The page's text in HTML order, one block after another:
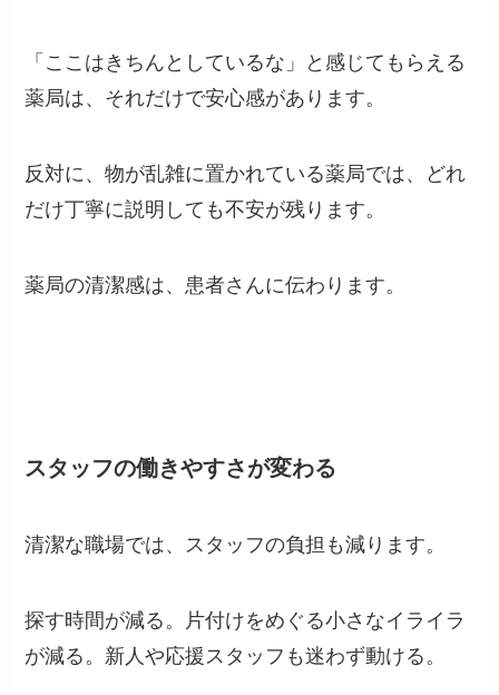
「ここはきちんとしているな」と感じてもらえる
薬局は、それだけで安心感があります。
反対に、物が乱雑に置かれている薬局では、どれ
だけ丁寧に説明しても不安が残ります。
薬局の清潔感は、患者さんに伝わります。
スタッフの働きやすさが変わる
清潔な職場では、スタッフの負担も減ります。
探す時間が減る。片付けをめぐる小さなイライラ
が減る。新人や応援スタッフも迷わず動ける。